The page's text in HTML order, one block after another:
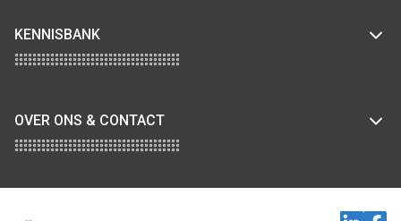
KENNISBANK
OVER ONS & CONTACT